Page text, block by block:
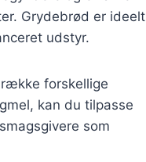
Grydebrød er ideelt
udstyr.
forskellige
kan du tilpasse
som